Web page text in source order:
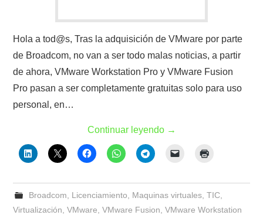
Hola a tod@s, Tras la adquisición de VMware por parte
de Broadcom, no van a ser todo malas noticias, a partir
de ahora, VMware Workstation Pro y VMware Fusion
Pro pasan a ser completamente gratuitas solo para uso
personal, en…
Continuar leyendo →
Broadcom Licenciamiento Maquinas virtuales, TIC,
Virtualización ,VMware ,VMware Fusion ,VMware Workstation